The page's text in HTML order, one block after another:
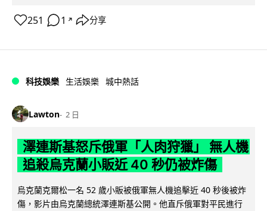
251 1 ↗ 分享
科技娛樂 生活娛樂 城中熱話
Lawton 2 日
澤連斯基怒斥俄軍「人肉狩獵」 無人機
追殺烏克蘭小販近 40 秒仍被炸傷
烏克蘭克爾松一名 52 歲小販被俄軍無人機追擊近 40 秒後被炸
傷，影片由烏克蘭總統澤連斯基公開。他直斥俄軍對平民進行